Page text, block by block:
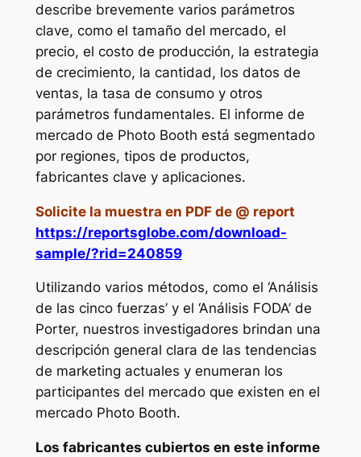
describe brevemente varios parámetros
clave, como el tamaño del mercado, el
precio, el costo de producción, la estrategia
de crecimiento, la cantidad, los datos de
ventas, la tasa de consumo y otros
parámetros fundamentales. El informe de
mercado de Photo Booth está segmentado
por regiones, tipos de productos,
fabricantes clave y aplicaciones.
Solicite la muestra en PDF de @ report
https://reportsglobe.com/download-
sample/?rid=240859
Utilizando varios métodos, como el ‘Análisis
de las cinco fuerzas’ y el ‘Análisis FODA’ de
Porter, nuestros investigadores brindan una
descripción general clara de las tendencias
de marketing actuales y enumeran los
participantes del mercado que existen en el
mercado Photo Booth.
Los fabricantes cubiertos en este informe